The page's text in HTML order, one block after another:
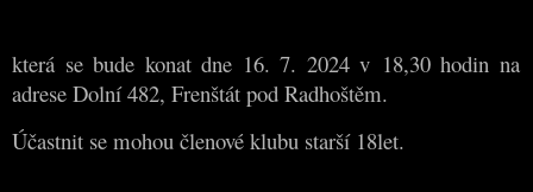
která se bude konat dne 16. 7. 2024 v 18,30 hodin na
adrese Dolní 482, Frenštát pod Radhoštěm.
Účastnit se mohou členové klubu starší 18let.